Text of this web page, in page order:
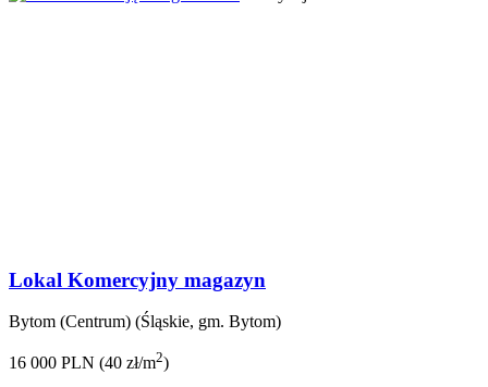
Lokal Komercyjny magazyn
Bytom (Centrum) (Śląskie, gm. Bytom)
16 000 PLN (40 zł/m2)